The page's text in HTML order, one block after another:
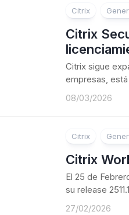
Citrix
Citrix
Citrix sigue
empresas,
08/03/2026
Citrix
Citrix
El 25 de
su release
27/02/2026